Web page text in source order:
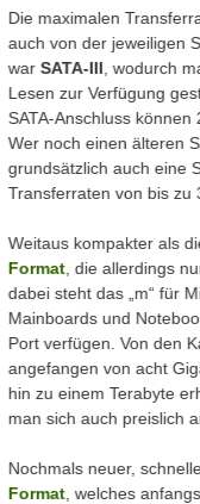
Die maximalen
auch von der jeweiligen
warSATA-III , wodurch
Lesen zur Verfügung
SATA-Anschluss können
Wer noch einen älteren
grundsätzlich auch eine
Transferraten von bis zu
Weitaus kompakter als
Format , die allerdings
dabei steht das „m“ für
Mainboards und
Port verfügen. Von den
angefangen von acht
hin zu einem Terabyte
man sich auch preislich
Nochmals neuer,
Format , welches